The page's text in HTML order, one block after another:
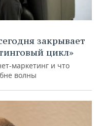
закрывает
цикл»
маркетинг и что
волны